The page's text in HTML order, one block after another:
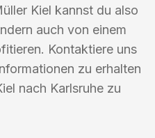
Kiel kannst du also
auch von einem
Kontaktiere uns
zu erhalten
nach Karlsruhe zu